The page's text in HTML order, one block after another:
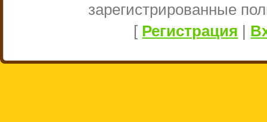
зарегистрированные
[ Регистрация |